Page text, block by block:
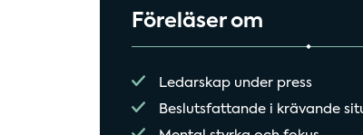
Föreläser om
Ledarskap under press
Beslutsfattande i krävande